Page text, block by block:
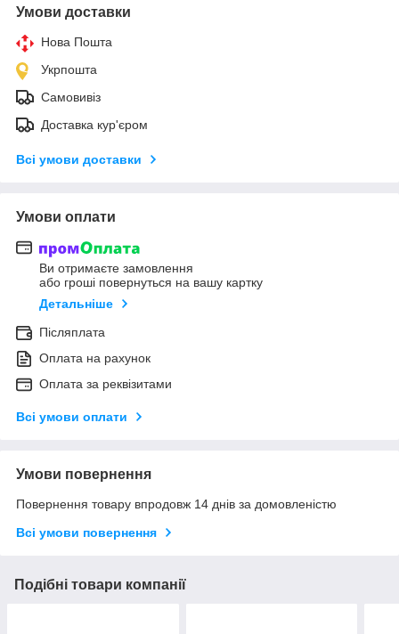
Умови доставки
Нова Пошта
Укрпошта
Самовивіз
Доставка кур'єром
Всі умови доставки
Умови оплати
Ви отримаєте замовлення
або гроші повернуться на вашу картку
Детальніше
Післяплата
Оплата на рахунок
Оплата за реквізитами
Всі умови оплати
Умови повернення
Повернення товару впродовж 14 днів за домовленістю
Всі умови повернення
Подібні товари компанії